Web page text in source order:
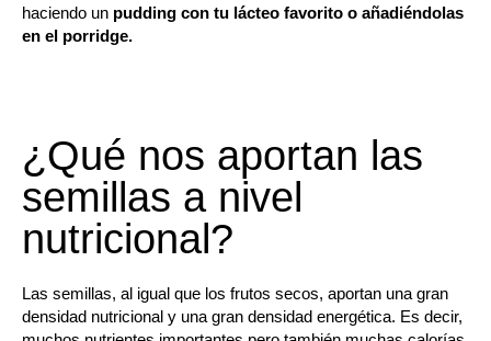
haciendo un pudding con tu lácteo favorito o añadiéndolas
en el porridge.
¿Qué nos aportan las
semillas a nivel
nutricional?
Las semillas, al igual que los frutos secos, aportan una gran
densidad nutricional y una gran densidad energética. Es decir,